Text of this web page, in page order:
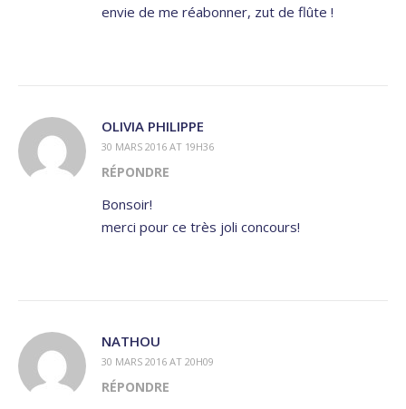
envie de me réabonner, zut de flûte !
OLIVIA PHILIPPE
30 MARS 2016 AT 19H36
RÉPONDRE
Bonsoir!
merci pour ce très joli concours!
NATHOU
30 MARS 2016 AT 20H09
RÉPONDRE